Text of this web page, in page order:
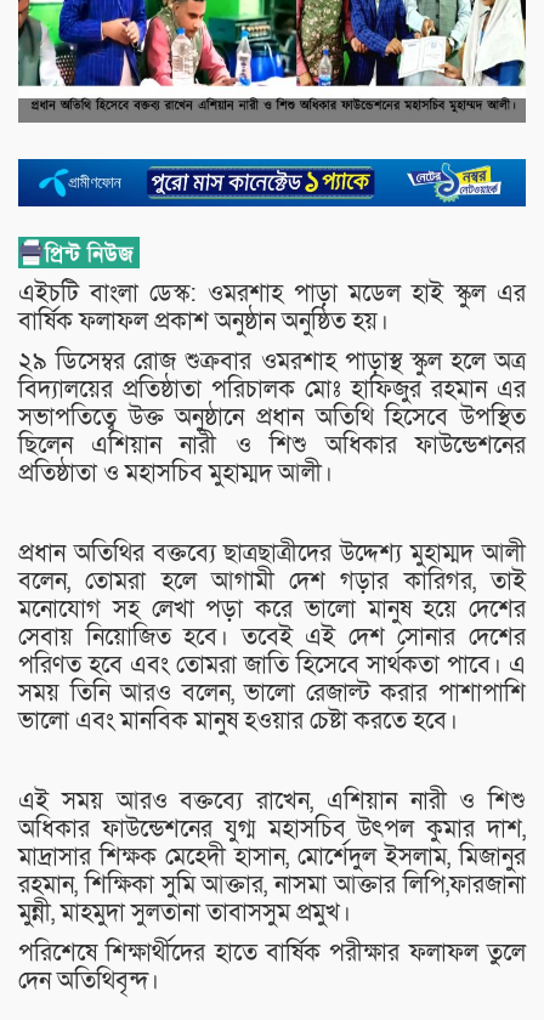
এইচটি বাংলা ডেস্ক: ওমরশাহ পাড়া মডেল হাই স্কুল এর
বার্ষিক ফলাফল প্রকাশ অনুষ্ঠান অনুষ্ঠিত হয়।
২৯ ডিসেম্বর রোজ শুক্রবার ওমরশাহ পাড়াস্থ স্কুল হলে অত্র
বিদ‍্যালয়ের প্রতিষ্ঠাতা পরিচালক মোঃ হাফিজুর রহমান এর
সভাপতিত্বে উক্ত অনুষ্ঠানে প্রধান অতিথি হিসেবে উপস্থিত
ছিলেন এশিয়ান নারী ও শিশু অধিকার ফাউন্ডেশনের
প্রতিষ্ঠাতা ও মহাসচিব মুহাম্মদ আলী।
প্রধান অতিথির বক্তব্যে ছাত্রছাত্রীদের উদ্দেশ্য মুহাম্মদ আলী
বলেন, তোমরা হলে আগামী দেশ গড়ার কারিগর, তাই
মনোযোগ সহ লেখা পড়া করে ভালো মানুষ হয়ে দেশের
সেবায় নিয়োজিত হবে। তবেই এই দেশ সোনার দেশের
পরিণত হবে এবং তোমরা জাতি হিসেবে সার্থকতা পাবে। এ
সময় তিনি আরও বলেন, ভালো রেজাল্ট করার পাশাপাশি
ভালো এবং মানবিক মানুষ হওয়ার চেষ্টা করতে হবে।
এই সময় আরও বক্তব্যে রাখেন, এশিয়ান নারী ও শিশু
অধিকার ফাউন্ডেশনের যুগ্ম মহাসচিব উৎপল কুমার দাশ,
মাদ্রাসার শিক্ষক মেহেদী হাসান, মোর্শেদুল ইসলাম, মিজানুর
রহমান, শিক্ষিকা সুমি আক্তার, নাসমা আক্তার লিপি,ফারজানা
মুন্নী, মাহমুদা সুলতানা তাবাসসুম প্রমুখ।
পরিশেষে শিক্ষার্থীদের হাতে বার্ষিক পরীক্ষার ফলাফল তুলে
দেন অতিথিবৃন্দ।